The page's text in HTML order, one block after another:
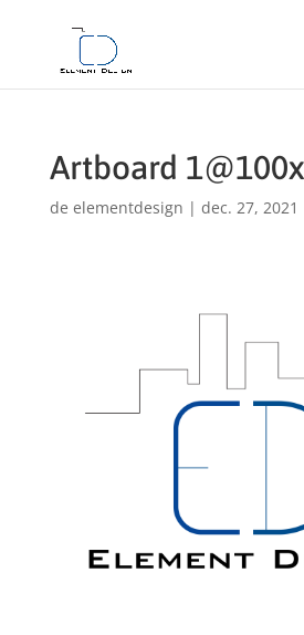
Artboard
de elementdesign | dec. 27, 2021